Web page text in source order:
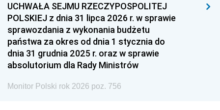
UCHWAŁA SEJMU RZECZYPOSPOLITEJ
POLSKIEJ z dnia 31 lipca 2026 r. w sprawie
sprawozdania z wykonania budżetu
państwa za okres od dnia 1 stycznia do
dnia 31 grudnia 2025 r. oraz w sprawie
absolutorium dla Rady Ministrów
Monitor Polski rok 2026 poz. 756